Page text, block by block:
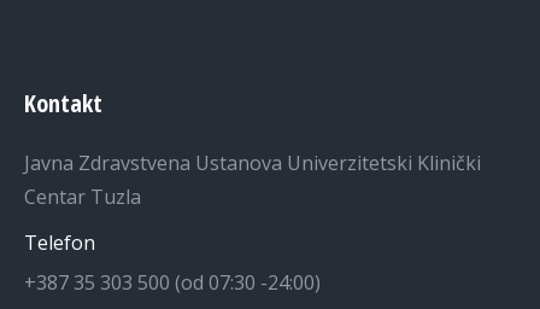
Kontakt
Javna Zdravstvena Ustanova Univerzitetski Klinički
Centar Tuzla
Telefon
+387 35 303 500 (od 07:30 -24:00)